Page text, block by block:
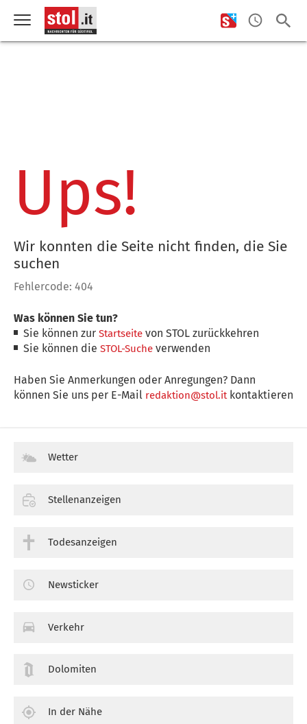
Ups!
Wir konnten die Seite nicht finden, die Sie
suchen
Fehlercode: 404
Was können Sie tun?
Sie können zurStartseite von STOL zurückkehren
Sie können dieSTOL-Suche verwenden
Haben Sie Anmerkungen oder Anregungen? Dann
können Sie uns per E-Mail redaktion@stol.itkontaktieren
Wetter
Stellenanzeigen
Todesanzeigen
Newsticker
Verkehr
Dolomiten
In der Nähe